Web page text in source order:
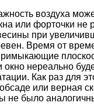
воздуха
или форточки не
при
Время от
нереально
Как раз для
или верная
не было